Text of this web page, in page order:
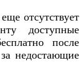
отсутствует
доступные
после
недостающие